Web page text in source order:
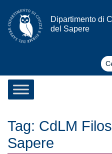
Vai al contenuto
Dipartimento di
del Sapere
Tag: CdLM
Sapere